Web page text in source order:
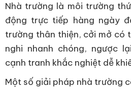
Nhà trường là môi trường
động trực tiếp hàng ngày
trường thân thiện, cởi mở có
nghi nhanh chóng, ngược
cạnh tranh khắc nghiệt dễ
Một số giải pháp nhà trường